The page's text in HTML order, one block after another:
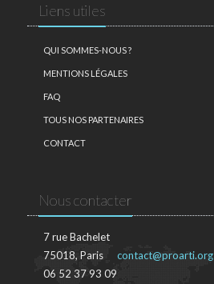
Liens utiles
QUI SOMMES-NOUS ?
MENTIONS LÉGALES
FAQ
TOUS NOS PARTENAIRES
CONTACT
Nous contacter
7 rue Bachelet
75018, Paris
06 52 37 93 09
contact@proarti.org